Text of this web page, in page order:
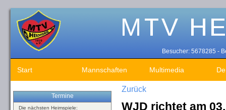
Besucher: 5678285 -
Start Mannschaften Multimedia
Termine
Die nächsten Heimspiele:
Zurück
WJD richtet am